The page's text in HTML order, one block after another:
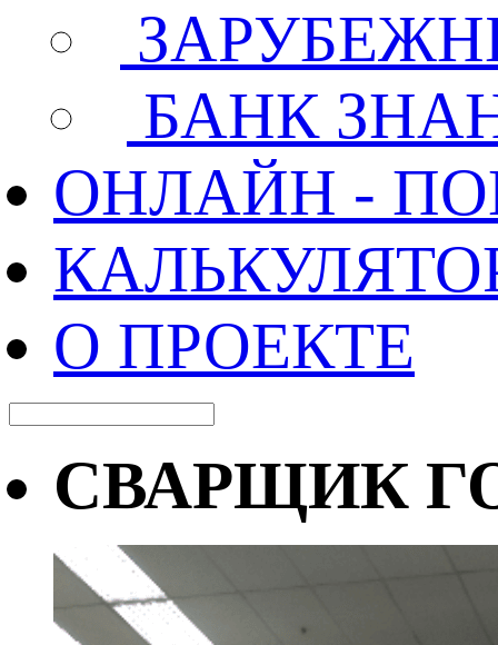
БАНК
ОНЛАЙН -
О ПРОЕКТЕ
СВАРЩИК